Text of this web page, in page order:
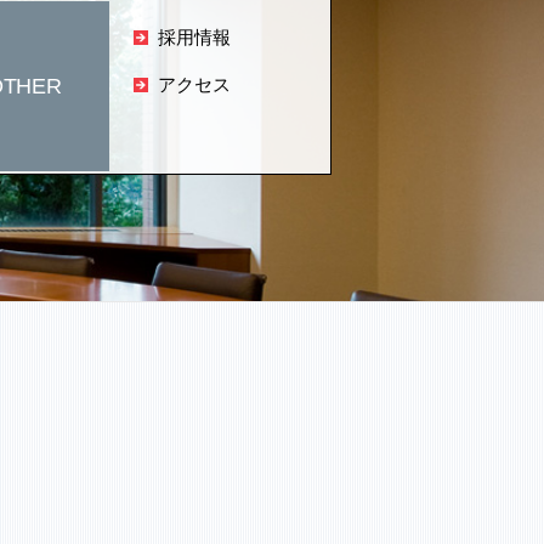
採用情報
アクセス